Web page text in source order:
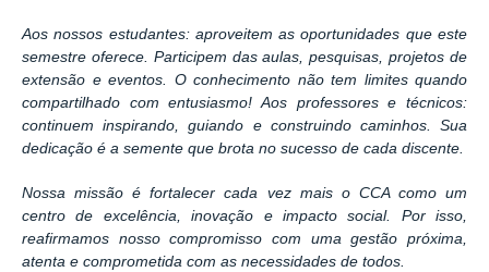
Aos nossos estudantes: aproveitem as oportunidades que este
semestre oferece. Participem das aulas, pesquisas, projetos de
extensão e eventos. O conhecimento não tem limites quando
compartilhado com entusiasmo! Aos professores e técnicos:
continuem inspirando, guiando e construindo caminhos. Sua
dedicação é a semente que brota no sucesso de cada discente.
Nossa missão é fortalecer cada vez mais o CCA como um
centro de excelência, inovação e impacto social. Por isso,
reafirmamos nosso compromisso com uma gestão próxima,
atenta e comprometida com as necessidades de todos.